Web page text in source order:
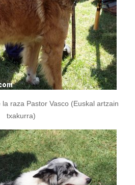
raza Pastor Vasco (Euskal artzain
txakurra)